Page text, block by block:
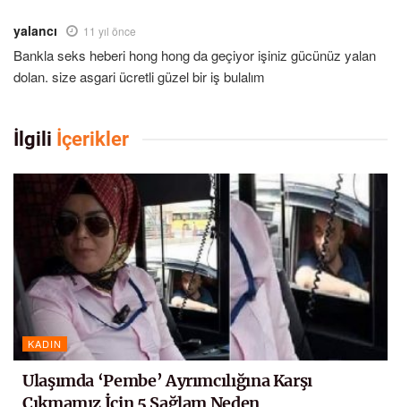
yalancı 11 yıl önce
Bankla seks heberi hong hong da geçiyor işiniz gücünüz yalan
dolan. size asgari ücretli güzel bir iş bulalım
İlgili İçerikler
KADIN
Ulaşımda ‘Pembe’ Ayrımcılığına Karşı